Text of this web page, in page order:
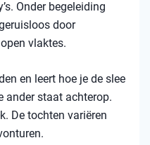
Onder begeleiding
door
vlaktes.
en leert hoe je de slee
ander staat achterop.
De tochten variëren